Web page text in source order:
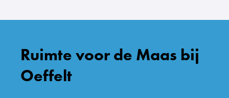
Ruimte voor de Maas bij
Oeffelt